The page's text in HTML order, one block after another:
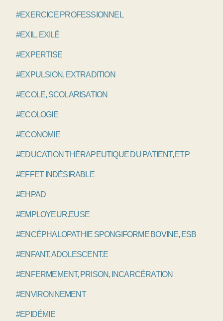
#EXERCICE PROFESSIONNEL
#EXIL, EXILÉ
#EXPERTISE
#EXPULSION, EXTRADITION
#ECOLE, SCOLARISATION
#ECOLOGIE
#ECONOMIE
#EDUCATION THÉRAPEUTIQUE DU PATIENT, ETP
#EFFET INDÉSIRABLE
#EHPAD
#EMPLOYEUR.EUSE
#ENCÉPHALOPATHIE SPONGIFORME BOVINE, ESB
#ENFANT, ADOLESCENT.E
#ENFERMEMENT, PRISON, INCARCÉRATION
#ENVIRONNEMENT
#EPIDÉMIE